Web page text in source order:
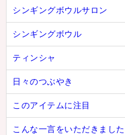
シンギングボウルサロン
シンギングボウル
ティンシャ
日々のつぶやき
このアイテムに注目
こんな一言をいただきました